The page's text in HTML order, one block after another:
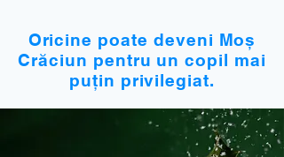
Oricine poate deveni Moș
Crăciun pentru un copil mai
puțin privilegiat.